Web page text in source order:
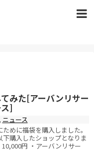
みた[アーバンリサー
]
ニュース
めに福袋を購入しました。
下購入したショップとなりま
円 ・アーバンリサー